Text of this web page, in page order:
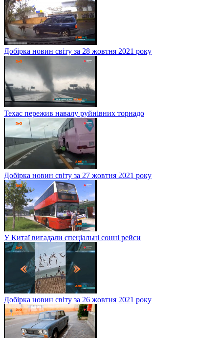
Добірка новин світу за 28 жовтня 2021 року
Техас пережив навалу руйнівних торнадо
Добірка новин світу за 27 жовтня 2021 року
У Китаї вигадали спеціальні сонні рейси
Добірка новин світу за 26 жовтня 2021 року